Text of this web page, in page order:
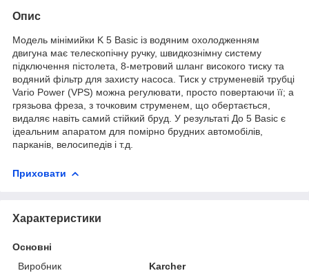
Опис
Модель мінімийки K 5 Basic із водяним охолодженням
двигуна має телескопічну ручку, швидкознімну систему
підключення пістолета, 8-метровий шланг високого тиску та
водяний фільтр для захисту насоса. Тиск у струменевій трубці
Vario Power (VPS) можна регулювати, просто повертаючи її; а
грязьова фреза, з точковим струменем, що обертається,
видаляє навіть самий стійкий бруд. У результаті До 5 Basic є
ідеальним апаратом для помірно брудних автомобілів,
парканів, велосипедів і т.д.
Приховати
Характеристики
Основні
Виробник
Karcher